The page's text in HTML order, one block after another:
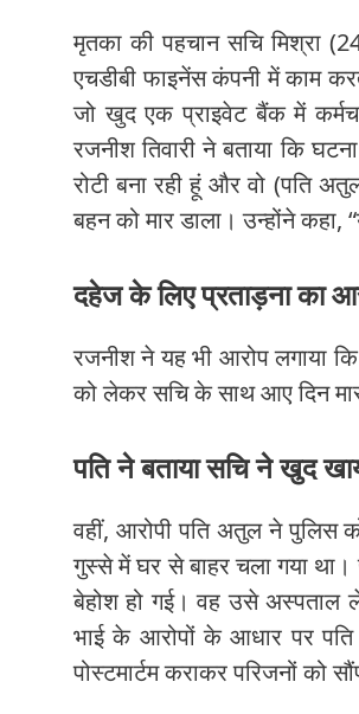
मृतका की पहचान सचि मिश्रा
एचडीबी फाइनेंस कंपनी में काम
जो खुद एक प्राइवेट बैंक में
रजनीश तिवारी ने बताया कि
रोटी बना रही हूं और वो (पति
बहन को मार डाला। उन्होंने
दहेज के लिए प्रताड़ना का
रजनीश ने यह भी आरोप लगाया
को लेकर सचि के साथ आए दिन
पति ने बताया सचि ने खुद
वहीं, आरोपी पति अतुल ने पुलिस
गुस्से में घर से बाहर चला गया
बेहोश हो गई। वह उसे अस्पताल
भाई के आरोपों के आधार पर
पोस्टमार्टम कराकर परिजनों को